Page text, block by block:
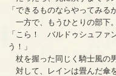
「できるものならやってみる
一方で、もうひとりの部下。
「こら！ バルドゥシュファ
う！」
杖を握った同じく騎士風の
対して、レインは畳んだ傘